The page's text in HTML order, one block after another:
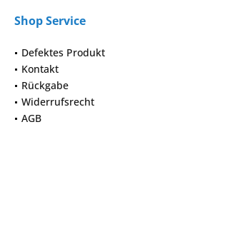
Shop Service
Defektes Produkt
Kontakt
Rückgabe
Widerrufsrecht
AGB